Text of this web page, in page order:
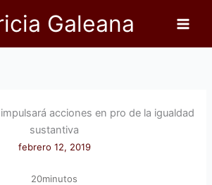
Galeana
acciones en pro de la igualdad
sustantiva
febrero 12, 2019
20minutos